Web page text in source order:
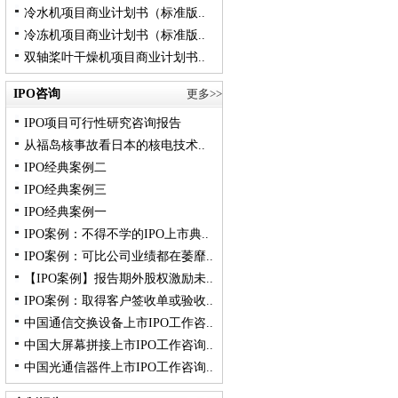
冷水机项目商业计划书（标准版..
冷冻机项目商业计划书（标准版..
双轴桨叶干燥机项目商业计划书..
IPO咨询 更多>>
IPO项目可行性研究咨询报告
从福岛核事故看日本的核电技术..
IPO经典案例二
IPO经典案例三
IPO经典案例一
IPO案例：不得不学的IPO上市典..
IPO案例：可比公司业绩都在萎靡..
【IPO案例】报告期外股权激励未..
IPO案例：取得客户签收单或验收..
中国通信交换设备上市IPO工作咨..
中国大屏幕拼接上市IPO工作咨询..
中国光通信器件上市IPO工作咨询..